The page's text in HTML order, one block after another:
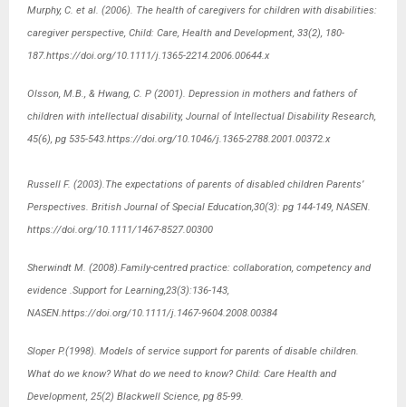
Murphy, C. et al. (2006). The health of caregivers for children with disabilities:
caregiver perspective, Child: Care, Health and Development, 33(2), 180-
187.https://doi.org/10.1111/j.1365-2214.2006.00644.x
Olsson, M.B., & Hwang, C. P (2001). Depression in mothers and fathers of
children with intellectual disability, Journal of Intellectual Disability Research,
45(6), pg 535-543.https://doi.org/10.1046/j.1365-2788.2001.00372.x
Russell F. (2003).The expectations of parents of disabled children Parents’
Perspectives. British Journal of Special Education,30(3): pg 144-149, NASEN.
https://doi.org/10.1111/1467-8527.00300
Sherwindt Μ. (2008).Family-centred practice: collaboration, competency and
evidence .Support for Learning,23(3):136-143,
NASEΝ.https://doi.org/10.1111/j.1467-9604.2008.00384
Sloper P.(1998). Models of service support for parents of disable children.
What do we know? What do we need to know? Child: Care Health and
Development, 25(2) Blackwell Science, pg 85-99.